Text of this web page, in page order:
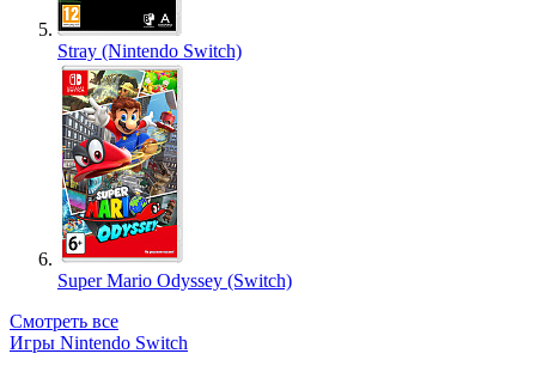
Stray (Nintendo Switch)
Super Mario Odyssey (Switch)
Смотреть все
Игры Nintendo Switch